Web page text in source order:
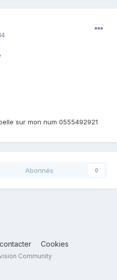
sur mon num 0555492921
Abonnés 0
Cookies
Community